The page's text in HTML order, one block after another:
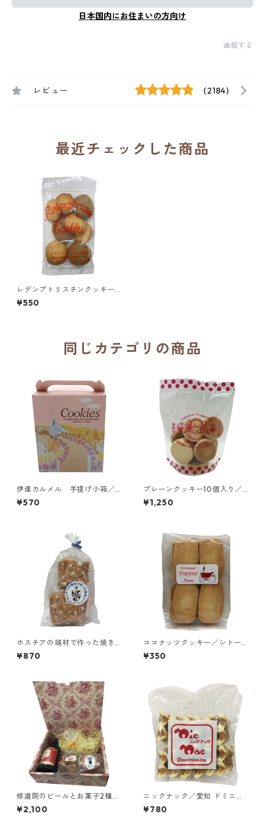
日本国内にお住まいの方向け
通報する
レビュー (2184)
最近チェックした商品
レデンプトリスチンクッキー
ズ（コーヒー、ココナッツ）
／鎌倉レデンプトリスチン修
¥550
同じカテゴリの商品
伊達カルメル 手提げ小箱／
伊達カルメル会修道院
¥570
プレーンクッキー10個入り／
函館トラピスチヌ修道院 天使
園
¥1,250
ホスチアの端材で作った焼き
菓子／愛知 ドミニコ会 聖ヨゼ
フ修道院
¥870
ココナッツクッキー／シトー
会 安心院（あじむ）トラピ
スチヌ修道院
¥350
修道院のビールとお菓子2種詰
め合わせセット／シメイレッ
ド、クッキーミックス、ガレ
¥2,100
ニックナック／愛知 ドミニコ
会 聖ヨゼフ修道院
¥780